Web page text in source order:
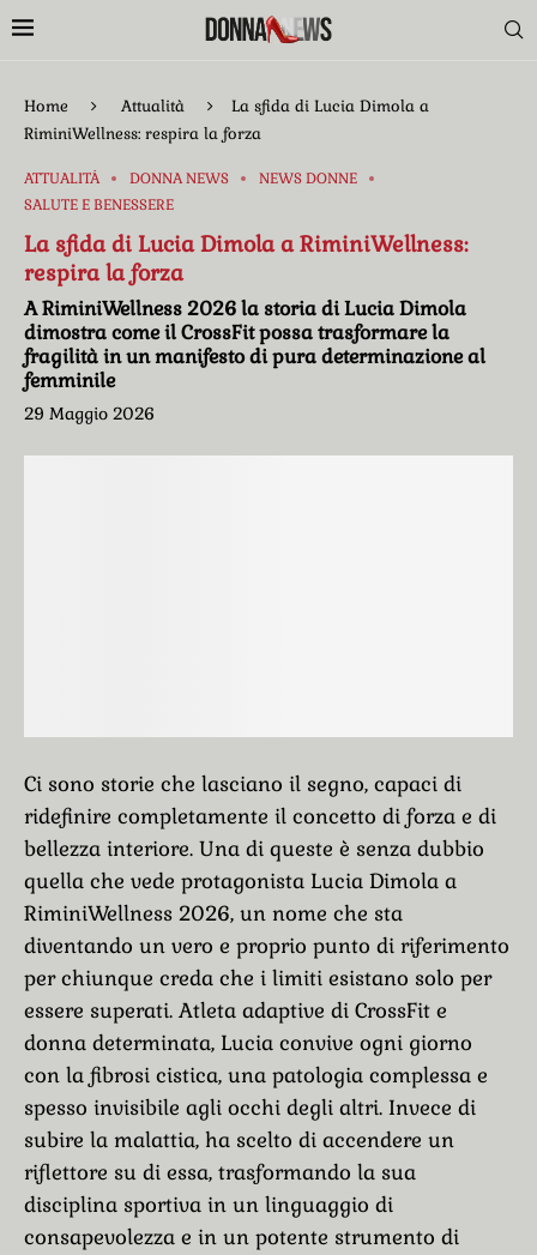
Home Attualità
La sfida di Lucia Dimola a
RiminiWellness: respira la forza
ATTUALITÀ DONNA NEWS
NEWS DONNE
SALUTE E BENESSERE
La sfida di Lucia Dimola a RiminiWellness:
respira la forza
A RiminiWellness 2026 la storia di Lucia Dimola
dimostra come il CrossFit possa trasformare la
fragilità in un manifesto di pura determinazione al
femminile
29 Maggio 2026
Ci sono storie che lasciano il segno, capaci di
ridefinire completamente il concetto di forza e di
bellezza interiore. Una di queste è senza dubbio
quella che vede protagonista Lucia Dimola a
RiminiWellness 2026, un nome che sta
diventando un vero e proprio punto di riferimento
per chiunque creda che i limiti esistano solo per
essere superati. Atleta adaptive di CrossFit e
donna determinata, Lucia convive ogni giorno
con la fibrosi cistica, una patologia complessa e
spesso invisibile agli occhi degli altri. Invece di
subire la malattia, ha scelto di accendere un
riflettore su di essa, trasformando la sua
disciplina sportiva in un linguaggio di
consapevolezza e in un potente strumento di